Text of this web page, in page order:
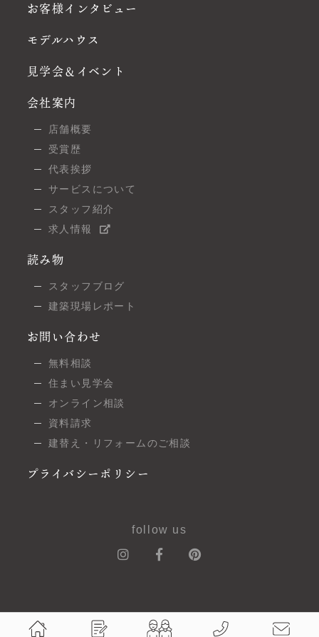
お客様インタビュー
モデルハウス
見学会＆イベント
会社案内
店舗概要
受賞歴
代表挨拶
サービスについて
スタッフ紹介
求人情報
読み物
スタッフブログ
建築現場レポート
お問い合わせ
無料相談
住まい見学会
オンライン相談
資料請求
建替え・リフォームのご相談
プライバシーポリシー
follow us